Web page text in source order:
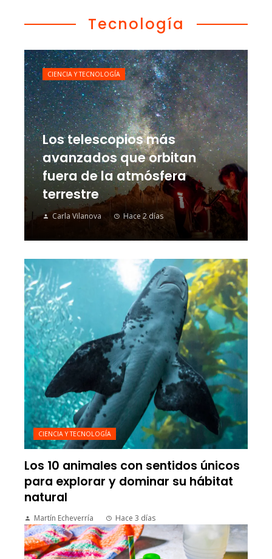
Tecnología
Los telescopios más
avanzados que orbitan
fuera de la atmósfera
terrestre
Carla Vilanova Hace 2 días
CIENCIA Y TECNOLOGÍA
CIENCIA Y TECNOLOGÍA
Los 10 animales con sentidos únicos
para explorar y dominar su hábitat
natural
Martín Echeverría Hace 3 días